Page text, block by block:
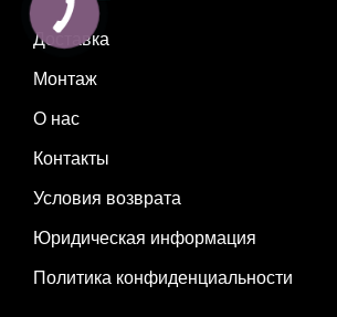
Доставка
Монтаж
О нас
Контакты
Условия возврата
Юридическая информация
Политика конфиденциальности